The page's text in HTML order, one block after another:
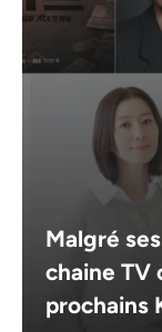
Malgré
chaine TV
prochains